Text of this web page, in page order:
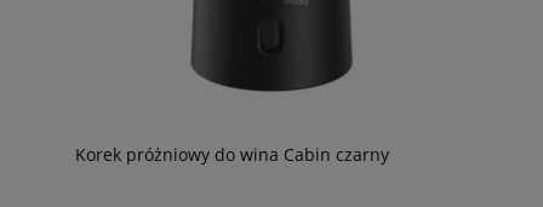
Korek próżniowy do wina Cabin czarny